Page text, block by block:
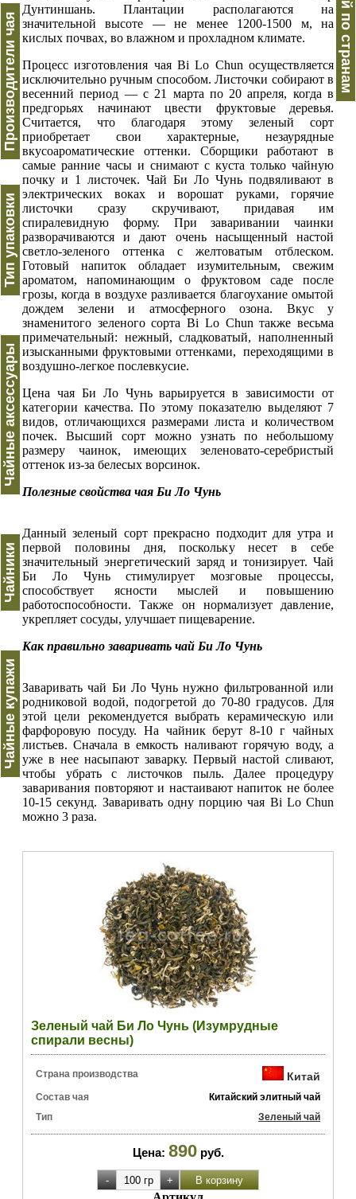
Производители чая
Тип упаковки
Чайные аксессуары
Чайники
Чайные купажи
Дунтиншань. Плантации располагаются на
значительной высоте — не менее 1200-1500 м, на
кислых почвах, во влажном и прохладном климате.
Процесс изготовления чая Bi Lo Chun осуществляется
исключительно ручным способом. Листочки собирают в
весенний период — с 21 марта по 20 апреля, когда в
предгорьях начинают цвести фруктовые деревья.
Считается, что благодаря этому зеленый сорт
приобретает свои характерные, незаурядные
вкусоароматические оттенки. Сборщики работают в
самые ранние часы и снимают с куста только чайную
почку и 1 листочек. Чай Би Ло Чунь подвяливают в
электрических воках и ворошат руками, горячие
листочки сразу скручивают, придавая им
спиралевидную форму. При заваривании чаинки
разворачиваются и дают очень насыщенный настой
светло-зеленого оттенка с желтоватым отблеском.
Готовый напиток обладает изумительным, свежим
ароматом, напоминающим о фруктовом саде после
грозы, когда в воздухе разливается благоухание омытой
дождем зелени и атмосферного озона. Вкус у
знаменитого зеленого сорта Bi Lo Chun также весьма
примечательный: нежный, сладковатый, наполненный
изысканными фруктовыми оттенками, переходящими в
воздушно-легкое послевкусие.
Цена чая Би Ло Чунь варьируется в зависимости от
категории качества. По этому показателю выделяют 7
видов, отличающихся размерами листа и количеством
почек. Высший сорт можно узнать по небольшому
размеру чаинок, имеющих зеленовато-серебристый
оттенок из-за белесых ворсинок.
Полезные свойства чая Би Ло Чунь
Данный зеленый сорт прекрасно подходит для утра и
первой половины дня, поскольку несет в себе
значительный энергетический заряд и тонизирует. Чай
Би Ло Чунь стимулирует мозговые процессы,
способствует ясности мыслей и повышению
работоспособности. Также он нормализует давление,
укрепляет сосуды, улучшает пищеварение.
Как правильно заваривать чай Би Ло Чунь
Заваривать чай Би Ло Чунь нужно фильтрованной или
родниковой водой, подогретой до 70-80 градусов. Для
этой цели рекомендуется выбрать керамическую или
фарфоровую посуду. На чайник берут 8-10 г чайных
листьев. Сначала в емкость наливают горячую воду, а
уже в нее насыпают заварку. Первый настой сливают,
чтобы убрать с листочков пыль. Далее процедуру
заваривания повторяют и настаивают напиток не более
10-15 секунд. Заваривать одну порцию чая Bi Lo Chun
можно 3 раза.
Зеленый чай Би Ло Чунь (Изумрудные
спирали весны)
Страна производства Китай
Состав чая
Китайский элитный чай
Тип
Зеленый чай
Цена: 890 руб.
Чай по странам